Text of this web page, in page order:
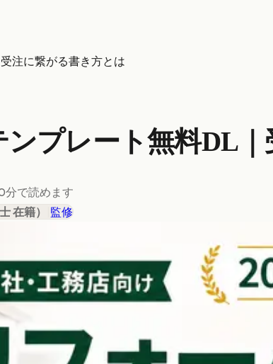
注に繋がる書き方とは
ンプレート無料DL
分で読めます
在籍） 監修